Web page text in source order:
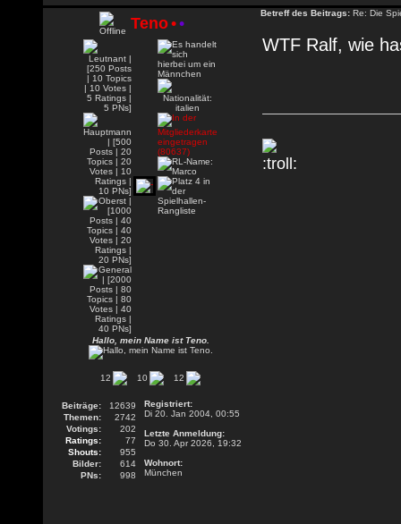
Teno••
Hallo, mein Name ist Teno.
12 10 12
Beiträge:
12639
Themen:
2742
Votings:
202
Ratings:
77
Shouts:
955
Bilder:
614
PNs:
998
Registriert:
Di 20. Jan 2004, 00:55
Letzte Anmeldung:
Do 30. Apr 2026, 19:32
Wohnort:
München
Betreff des Beitrags: Re: Die
WTF Ralf, wie